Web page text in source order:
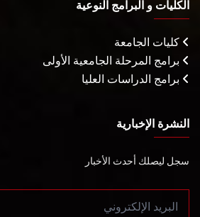
الكليات و البرامج النوعية
كليات الجامعة
برامج المرحلة الجامعية الأولى
برامج الدراسات العليا
النشرة الإخبارية
سجل ليصلك أحدث الأخبار